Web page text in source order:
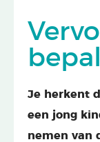
Je herkent
een jong
nemen van